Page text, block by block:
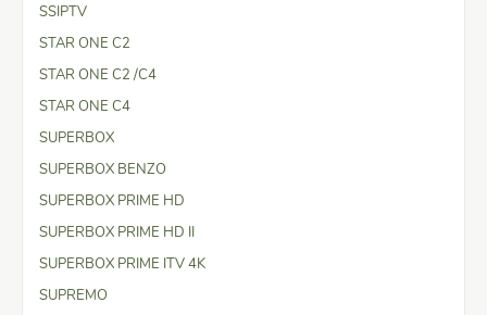
SSIPTV
STAR ONE C2
STAR ONE C2 /C4
STAR ONE C4
SUPERBOX
SUPERBOX BENZO
SUPERBOX PRIME HD
SUPERBOX PRIME HD II
SUPERBOX PRIME ITV 4K
SUPREMO